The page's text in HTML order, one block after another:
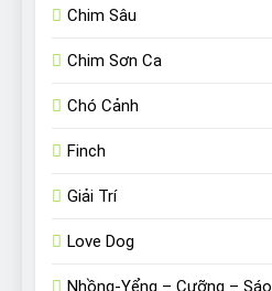
Chim Sâu
Chim Sơn Ca
Chó Cảnh
Finch
Giải Trí
Love Dog
Nhồng-Yểng – Cưỡng – Sáo